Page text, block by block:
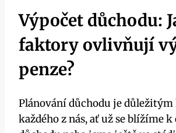
Výpočet důchodu:
faktory ovlivňují
penze?
Plánování důchodu je
každého z nás, ať už se blížíme k